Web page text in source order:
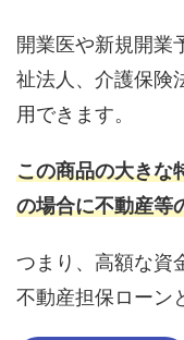
開業医や新規開業
祉法人、介護保険
用できます。
この商品の大きな
の場合に不動産等
つまり、高額な資
不動産担保ローン